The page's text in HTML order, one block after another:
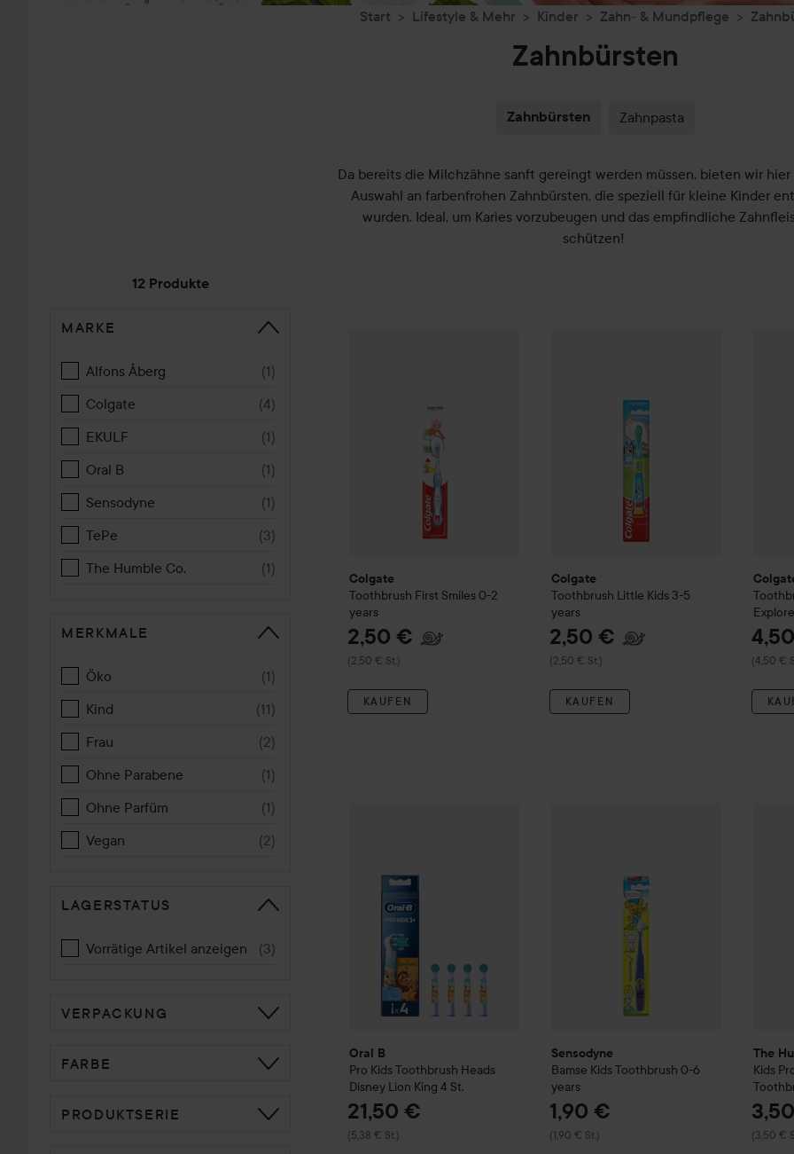
Start Lifestyle & Mehr Kinder Zahn- & Mundpflege
Zahnbürsten
Zahnbürsten Zahnpasta
Da bereits die Milchzähne sanft gereingt werden müssen, bieten wir
Auswahl an farbenfrohen Zahnbürsten, die speziell für kleine Kinder
wurden. Ideal, um Karies vorzubeugen und das empfindliche
schützen!
12 Produkte
WEITER ZU SORTIEREN
MARKE
Alfons Åberg (1)
Colgate
(4)
EKULF
(1)
Oral B
(1)
Sensodyne
(1)
TePe
(3)
The Humble Co.
(1)
MERKMALE
Öko (1)
Kind
(11)
Frau
(2)
Ohne Parabene
(1)
Ohne Parfüm
(1)
Vegan
(2)
LAGERSTATUS
Vorrätige Artikel anzeigen (3)
VERPACKUNG
FARBE
PRODUKTSERIE
Colgate
Toothbrush First Smiles 0-2
years
2,50 €
(2,50 € St.)
KAUFEN
Colgate
Toothbrush Little Kids 3-5
years
2,50 €
(2,50 € St.)
KAUFEN
(4,50 €
Oral B
Pro Kids Toothbrush Heads
Disney Lion King 4 St.
21,50 €
(5,38 € St.)
Sensodyne
Bamse Kids Toothbrush 0-6
years
1,90 €
(1,90 € St.)
The
Kids
(3,50 €